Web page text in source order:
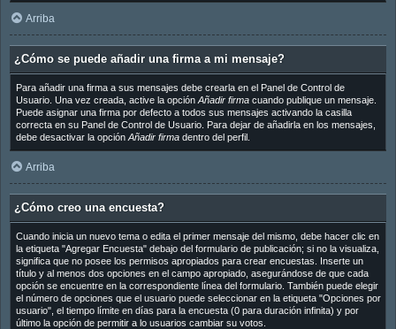
Arriba
¿Cómo se puede añadir una firma a mi mensaje?
Para añadir una firma a sus mensajes debe crearla en el Panel de Control de
Usuario. Una vez creada, active la opción Añadir firmacuando publique un mensaje.
Puede asignar una firma por defecto a todos sus mensajes activando la casilla
correcta en su Panel de Control de Usuario. Para dejar de añadirla en los mensajes,
debe desactivar la opción Añadir firmadentro del perfil.
Arriba
¿Cómo creo una encuesta?
Cuando inicia un nuevo tema o edita el primer mensaje del mismo, debe hacer clic en
la etiqueta "Agregar Encuesta" debajo del formulario de publicación; si no la visualiza,
significa que no posee los permisos apropiados para crear encuestas. Inserte un
título y al menos dos opciones en el campo apropiado, asegurándose de que cada
opción se encuentre en la correspondiente línea del formulario. También puede elegir
el número de opciones que el usuario puede seleccionar en la etiqueta "Opciones por
usuario", el tiempo límite en días para la encuesta (0 para duración infinita) y por
último la opción de permitir a lo usuarios cambiar su votos.